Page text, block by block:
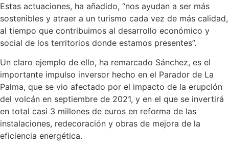
Estas actuaciones, ha añadido, “nos ayudan a ser más
sostenibles y atraer a un turismo cada vez de más calidad,
al tiempo que contribuimos al desarrollo económico y
social de los territorios donde estamos presentes”.
Un claro ejemplo de ello, ha remarcado Sánchez, es el
importante impulso inversor hecho en el Parador de La
Palma, que se vio afectado por el impacto de la erupción
del volcán en septiembre de 2021, y en el que se invertirá
en total casi 3 millones de euros en reforma de las
instalaciones, redecoración y obras de mejora de la
eficiencia energética.